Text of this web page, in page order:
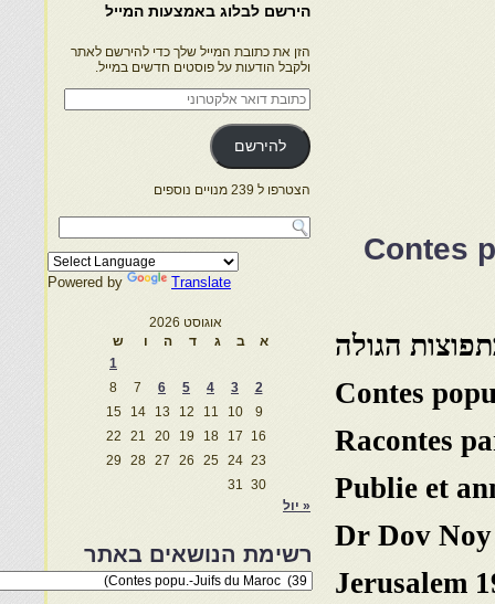
Contes
הגולה
Contes
Racontes
Publie et
Dr Dov Noy
Jerusalem
הירשם לבלוג באמצעות המייל
הזן את כתובת המייל שלך כדי להירשם לאתר
ולקבל הודעות על פוסטים חדשים במייל.
כתובת
דואר
אלקטרוני
להירשם
הצטרפו ל 239 מנויים נוספים
Powered by Translate
אוגוסט 2026
א
ב ג ד ה ו
ש
1
2
3
4
5
6
7
8
9
10
11
12
13
14
15
16
17
18
19
20
21
22
23
24
25
26
27
28
29
30
31
« יול
רשימת הנושאים באתר
רשימת
הנושאים